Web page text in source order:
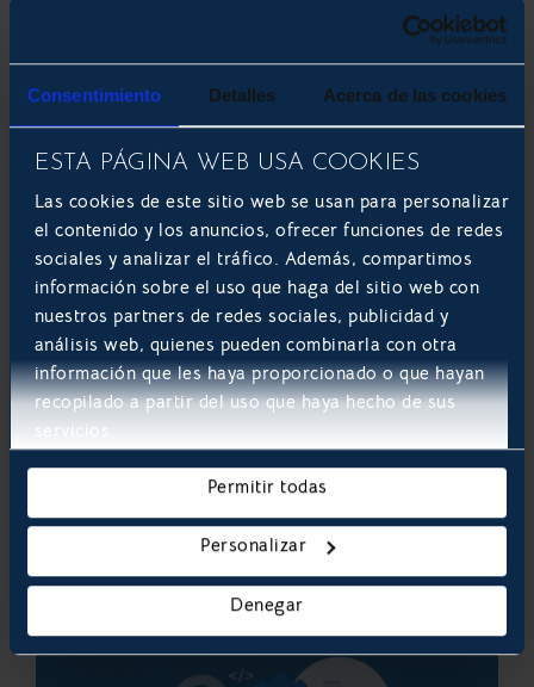
Consentimiento Detalles Acerca de las cookies
ESTA PÁGINA WEB USA COOKIES
Las cookies de este sitio web se usan para personalizar
el contenido y los anuncios, ofrecer funciones de redes
sociales y analizar el tráfico. Además, compartimos
información sobre el uso que haga del sitio web con
nuestros partners de redes sociales, publicidad y
análisis web, quienes pueden combinarla con otra
información que les haya proporcionado o que hayan
recopilado a partir del uso que haya hecho de sus
servicios.
Permitir todas
Personalizar
Denegar
Específico y controlado
¿Cuándo es el momento de dar el
salto?
No siempre es necesario empezar desde cero, pero si te
identificas con alguno de estos puntos, es hora de
considerar el desarrollo a medida:
Utilizas múltiples hojas de Excel para «parchear»
lo que tu software actual no hace.
Tus empleados pierden tiempo en tareas
repetitivas que no se pueden automatizar en tu
plataforma actual.
funciones que nadie usa.
Necesitas integrar datos de diferentes
departamentos en un solo panel de control